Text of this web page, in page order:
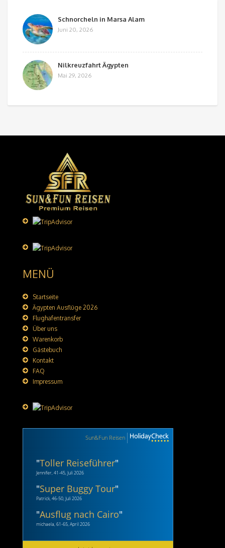
Schnorcheln in Marsa Alam
Juni 20, 2026
Nilkreuzfahrt Ägypten
Mai 29, 2026
MENÜ
Startseite
Ägypten Ausflüge 2026
Flughafentransfer
Über uns
Warenkorb
Gästebuch
Kontakt
FAQ
Impressum
Sun&Fun Reisen
"Toller Reiseführer"
Jennifer, 41-45, Juli 2026
"Super Buggy Tour"
Patrick, 46-50, Juli 2026
"Ausflug nach Cairo"
michaela, 61-65, April 2026